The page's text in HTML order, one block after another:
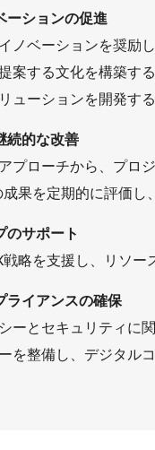
ーションの促進
ノベーションを奨励し
案する文化を構築す
ューションを開発す
続的な改善
プローチから、プロ
果を定期的に評価し
のサポート
略を支援し、リソー
ライアンスの確保
ーとセキュリティに
を整備し、デジタル